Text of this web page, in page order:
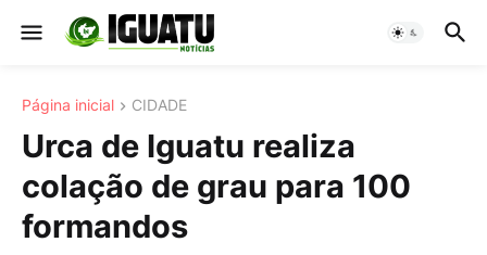
Página inicial CIDADE
Urca de Iguatu realiza
colação de grau para 100
formandos